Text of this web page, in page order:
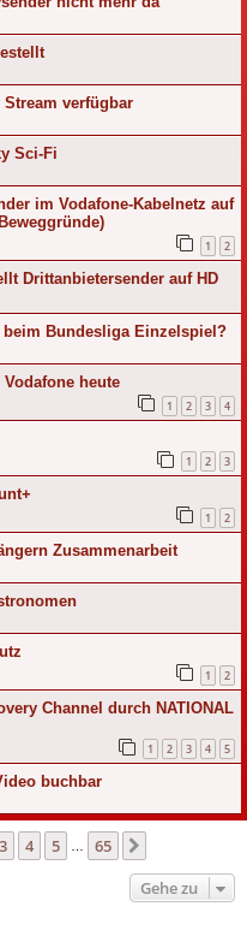
Stream verfügbar
Sci-Fi
im Vodafone-Kabelnetz auf
1 2
Drittanbietersender auf HD
Bundesliga Einzelspiel?
heute
1 2 3 4
1 2 3
1 2
Zusammenarbeit
1 2
Channel durch NATIONAL
1 2 3 4 5
buchbar
65
3 4 5 65
Gehe zu